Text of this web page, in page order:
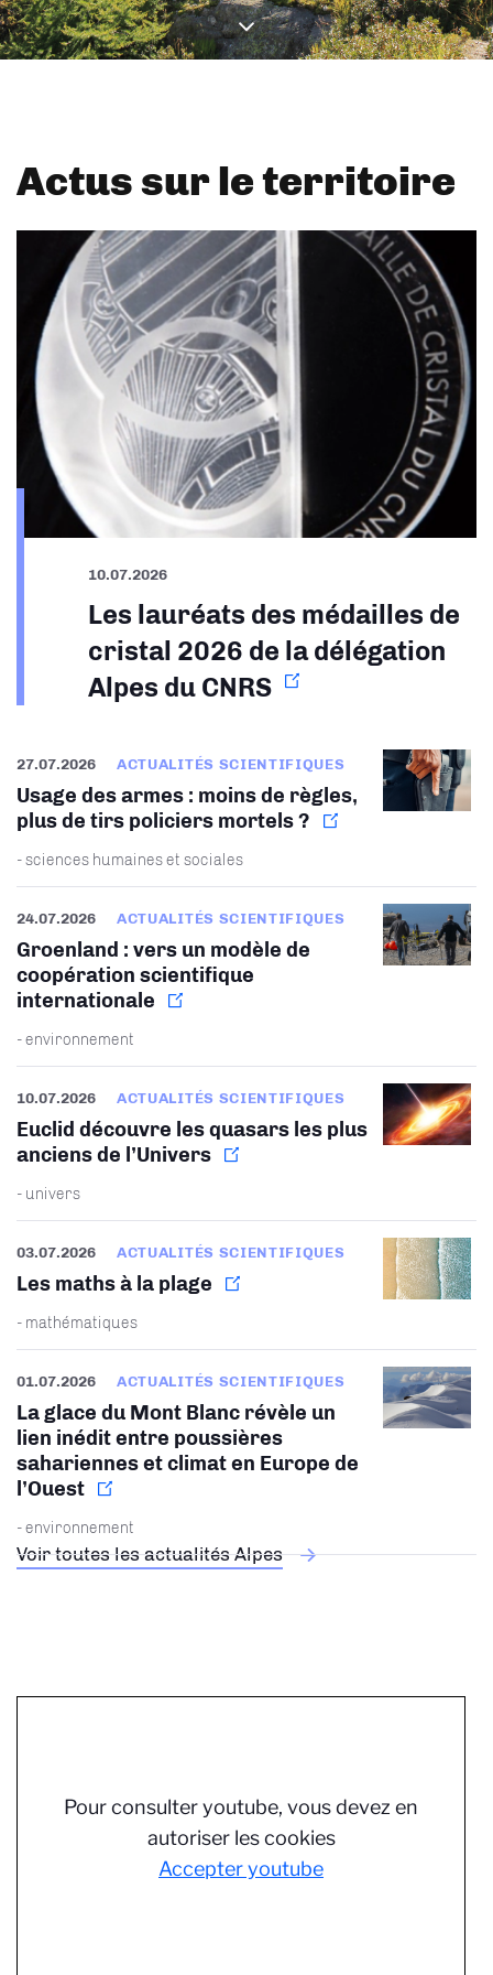
Actus sur le territoire
Voir toutes les actualités Alpes
10.07.2026
Les lauréats des médailles de
cristal 2026 de la délégation
Alpes du CNRS
27.07.2026 ACTUALITÉS SCIENTIFIQUES
Usage des armes : moins de règles,
plus de tirs policiers mortels ?
- sciences humaines et sociales
24.07.2026 ACTUALITÉS SCIENTIFIQUES
Groenland : vers un modèle de
coopération scientifique
internationale
- environnement
10.07.2026 ACTUALITÉS SCIENTIFIQUES
Euclid découvre les quasars les plus
anciens de l’Univers
- univers
03.07.2026 ACTUALITÉS SCIENTIFIQUES
Les maths à la plage
- mathématiques
01.07.2026 ACTUALITÉS SCIENTIFIQUES
La glace du Mont Blanc révèle un
lien inédit entre poussières
sahariennes et climat en Europe de
l’Ouest
- environnement
Pour consulter youtube, vous devez en
autoriser les cookies
Accepter youtube